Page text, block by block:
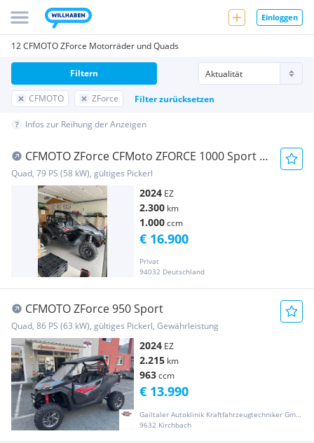
Einloggen
12 CFMOTO ZForce Motorräder und Quads
CFMOTO ZForce Filter zurücksetzen
Filtern
Infos zur Reihung der Anzeigen
CFMOTO ZForce CFMoto ZFORCE 1000 Sport -
nur 2300 KM KD NEU
Quad, 79 PS (58 kW), gültiges Pickerl
2024 EZ
2.300 km
1.000ccm
Privat
94032 Deutschland
€ 16.900
CFMOTO ZForce 950 Sport
Quad, 86 PS (63 kW), gültiges Pickerl, Gewährleistung
2024 EZ
2.215 km
963ccm
Gailtaler Autoklinik Kraftfahrzeugtechniker GmbH
9632 Kirchbach
€ 13.990